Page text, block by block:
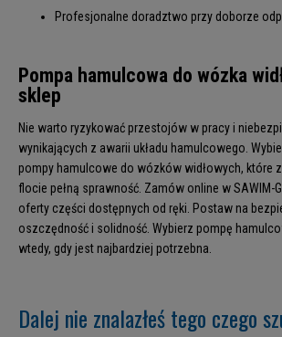
Profesjonalne doradztwo przy doborze
Pompa hamulcowa do wózka
sklep
Nie warto ryzykować przestojów w pracy i
wynikających z awarii układu hamulcowego.
pompy hamulcowe do wózków widłowych, które
flocie pełną sprawność. Zamów online wSAWIM-
oferty części dostępnych od ręki. Postaw na
oszczędność i solidność. Wybierz pompę
wtedy, gdy jest najbardziej potrzebna.
Dalej nie znalazłeś tego czego